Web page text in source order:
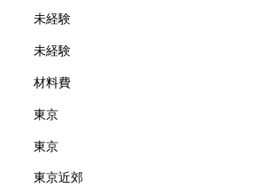
未経験
未経験
材料費
東京
東京
東京近郊